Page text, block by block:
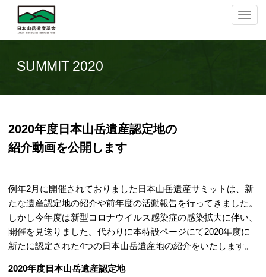
ナ
ビ
SUMMIT 2020
2020年度日本山岳遺産認定地の
紹介動画を公開します
例年2月に開催されておりました日本山岳遺産サミットは、新
たな遺産認定地の紹介や前年度の活動報告を行ってきました。
しかし今年度は新型コロナウイルス感染症の感染拡大に伴い、
開催を見送りました。代わりに本特設ページにて2020年度に
新たに認定された4つの日本山岳遺産地の紹介をいたします。
2020年度日本山岳遺産認定地